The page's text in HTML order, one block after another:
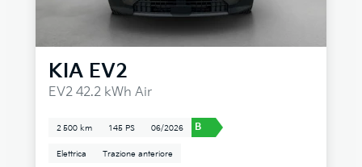
KIA EV2
EV2 42.2 kWh Air
2 500 km 145 PS 06/2026 B
Elettrica Trazione anteriore